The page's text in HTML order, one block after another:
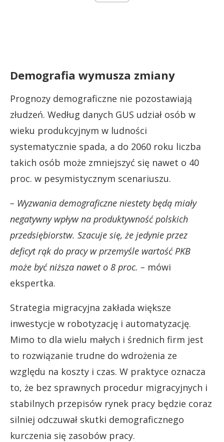
Demografia wymusza zmiany
Prognozy demograficzne nie pozostawiają
złudzeń. Według danych GUS udział osób w
wieku produkcyjnym w ludności
systematycznie spada, a do 2060 roku liczba
takich osób może zmniejszyć się nawet o 40
proc. w pesymistycznym scenariuszu.
– Wyzwania demograficzne niestety będą miały
negatywny wpływ na produktywność polskich
przedsiębiorstw. Szacuje się, że jedynie przez
deficyt rąk do pracy w przemyśle wartość PKB
może być niższa nawet o 8 proc. – mówi
ekspertka.
Strategia migracyjna zakłada większe
inwestycje w robotyzację i automatyzację.
Mimo to dla wielu małych i średnich firm jest
to rozwiązanie trudne do wdrożenia ze
względu na koszty i czas. W praktyce oznacza
to, że bez sprawnych procedur migracyjnych i
stabilnych przepisów rynek pracy będzie coraz
silniej odczuwał skutki demograficznego
kurczenia się zasobów pracy.